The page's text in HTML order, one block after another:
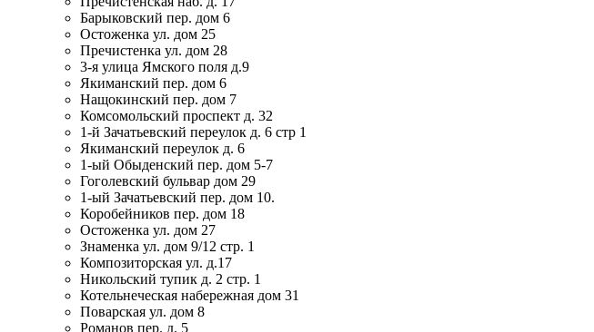
Барыковский пер. дом 6
Остоженка ул. дом 25
Пречистенка ул. дом 28
3-я улица Ямского поля д.9
Якиманский пер. дом 6
Нащокинский пер. дом 7
Комсомольский проспект д. 32
1-й Зачатьевский переулок д. 6 стр 1
Якиманский переулок д. 6
1-ый Обыденский пер. дом 5-7
Гоголевский бульвар дом 29
1-ый Зачатьевский пер. дом 10.
Коробейников пер. дом 18
Остоженка ул. дом 27
Знаменка ул. дом 9/12 стр. 1
Композиторская ул. д.17
Никольский тупик д. 2 стр. 1
Котельнеческая набережная дом 31
Поварская ул. дом 8
Романов пер. д. 5